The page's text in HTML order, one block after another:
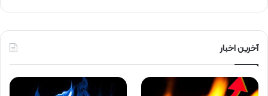
آخرین اخبار